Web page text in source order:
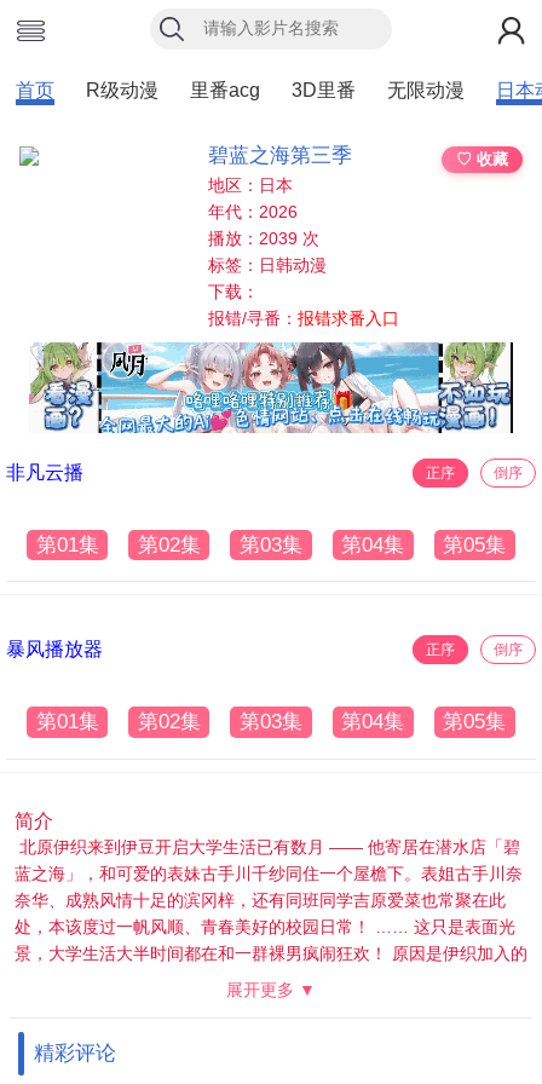
首页 R级动漫 里番acg 3D里番 无限动漫 日本
碧蓝之海第三季
♡ 收藏
地区：日本
年代：2026
播放：2039 次
标签：日韩动漫
下载：
报错/寻番：报错求番入口
非凡云播 正序 倒序
第01集 第02集 第03集 第04集 第05集
暴风播放器 正序 倒序
第01集 第02集 第03集 第04集 第05集
简介
北原伊织来到伊豆开启大学生活已有数月 —— 他寄居在潜水店「碧
蓝之海」，和可爱的表妹古手川千纱同住一个屋檐下。表姐古手川奈
奈华、成熟风情十足的滨冈梓，还有同班同学吉原爱菜也常聚在此
处，本该度过一帆风顺、青春美好的校园日常！ …… 这只是表面光
景，大学生活大半时间都在和一群裸男疯闹狂欢！ 原因是伊织加入的
潜水社团「Peek a Boo」，潜水只是副业，这群壮汉日常一丝不挂、
早就彻底融入社团氛围。 就在这时，奈奈华拜托伊织前去帮忙：潜水
店 “海豚” 要在帕劳开设分店，人手严重不足。但伊织想起耕平之前说
展开更多 ▼
精彩评论